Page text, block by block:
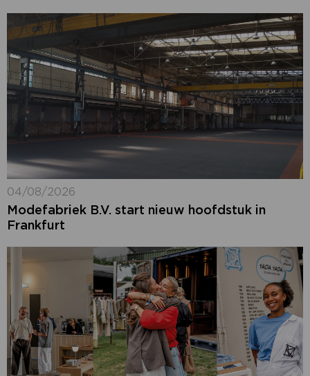
04/08/2026
Modefabriek B.V. start nieuw hoofdstuk in
Frankfurt